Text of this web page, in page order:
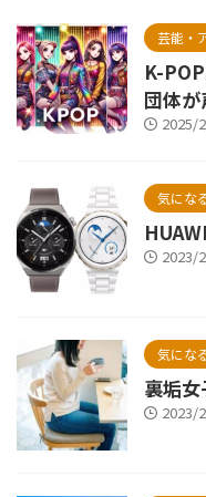
芸能・
K-
団体
2025/
気にな
2023/
気にな
裏垢
2023/